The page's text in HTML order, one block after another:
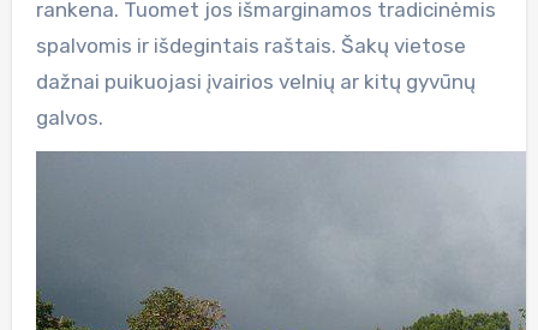
rankena. Tuomet jos išmarginamos tradicinėmis
spalvomis ir išdegintais raštais. Šakų vietose
dažnai puikuojasi įvairios velnių ar kitų gyvūnų
galvos.